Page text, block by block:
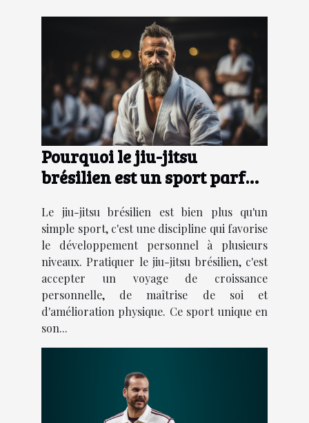
Pourquoi le jiu-jitsu
brésilien est un sport parfait
personnel
Le jiu-jitsu brésilien est bien plus qu'un
simple sport, c'est une discipline qui favorise
le développement personnel à plusieurs
niveaux. Pratiquer le jiu-jitsu brésilien, c'est
accepter un voyage de croissance
personnelle, de maîtrise de soi et
d'amélioration physique. Ce sport unique en
son...